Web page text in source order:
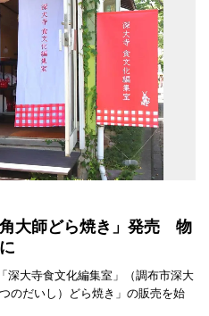
大師どら焼き」発売 物
深大寺食文化編集室」（調布市深大
のだいし）どら焼き」の販売を始